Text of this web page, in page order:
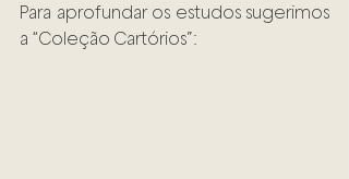
Para aprofundar os estudos sugerimos
a “Coleção Cartórios”: